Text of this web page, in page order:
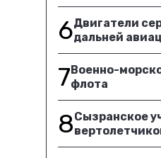
6Двигатели
дальней
7Военно-
флота
8Сызранское